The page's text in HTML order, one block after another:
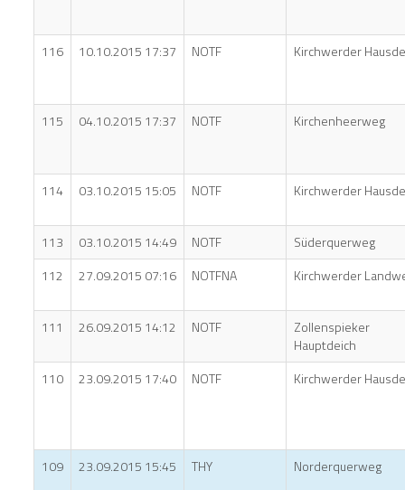
116 10.10.2015 17:37 NOTF Kirchwerder
115 04.10.2015 17:37 NOTF Kirchenheerweg
114 03.10.2015 15:05 NOTF Kirchwerder
113 03.10.2015 14:49 NOTF
Süderquerweg
112
27.09.2015 07:16 NOTFNA Kirchwerder
111 26.09.2015 14:12 NOTF
Zollenspieker
Hauptdeich
110
23.09.2015 17:40 NOTF Kirchwerder
109 23.09.2015 15:45 THY Norderquerweg